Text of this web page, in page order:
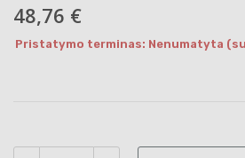
48,76 €
Pristatymo terminas: Nenumatyta